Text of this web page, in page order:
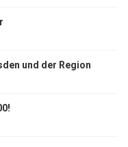
und der Region